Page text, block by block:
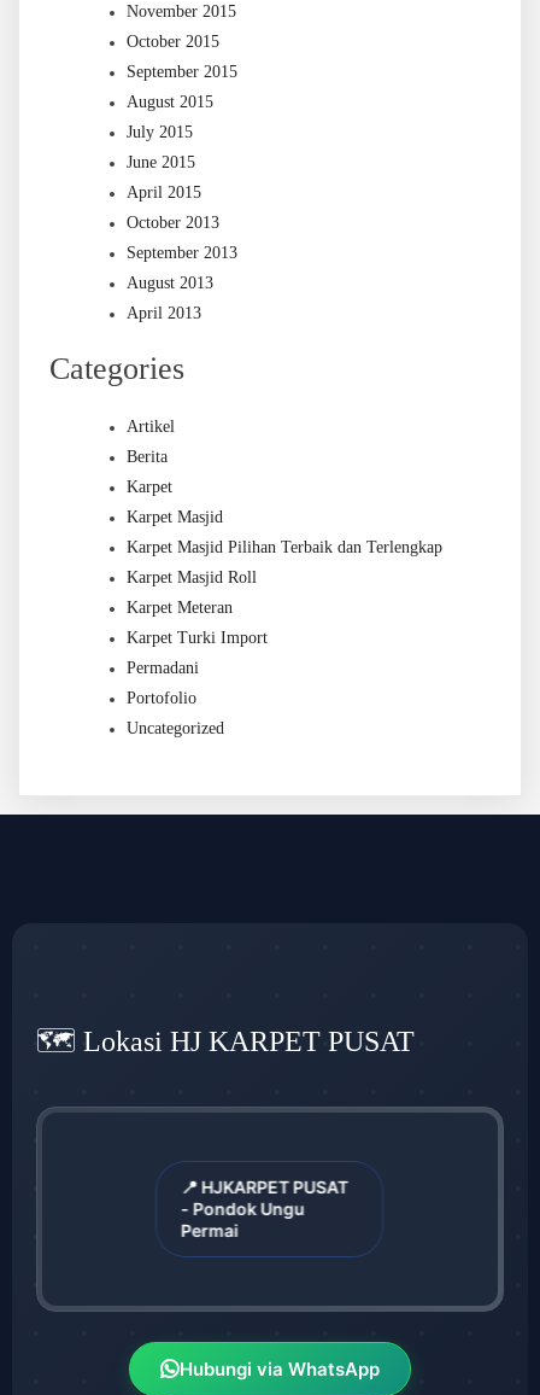
November 2015
October 2015
September 2015
August 2015
July 2015
June 2015
April 2015
October 2013
September 2013
August 2013
April 2013
Categories
Artikel
Berita
Karpet
Karpet Masjid
Karpet Masjid Pilihan Terbaik dan Terlengkap
Karpet Masjid Roll
Karpet Meteran
Karpet Turki Import
Permadani
Portofolio
Uncategorized
🗺️ Lokasi HJ KARPET PUSAT
📍 HJKARPET PUSAT
- Pondok Ungu
Permai
Hubungi via WhatsApp